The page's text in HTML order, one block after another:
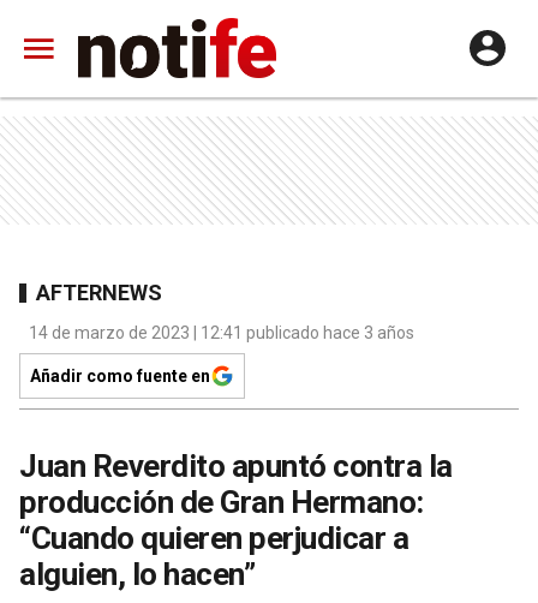
AFTERNEWS
14 de marzo de 2023 | 12:41 publicado hace 3 años
Añadir como fuente en
Juan Reverdito apuntó contra la
producción de Gran Hermano:
“Cuando quieren perjudicar a
alguien, lo hacen”